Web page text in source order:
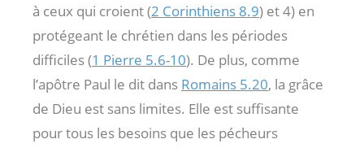
à ceux qui croient (2 Corinthiens 8.9) et 4) en
protégeant le chrétien dans les périodes
difficiles (1 Pierre 5.6-10). De plus, comme
l’apôtre Paul le dit dans Romains 5.20, la grâce
de Dieu est sans limites. Elle est suffisante
pour tous les besoins que les pécheurs